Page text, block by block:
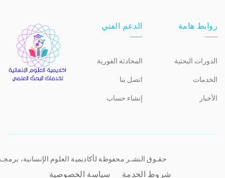
روابط هامة
الدورات البحثية
الخدمات
الأخبار
الدعم الفني
المحادثة الفورية
اتصل بنا
إنشاء حساب
حقـوق النشـر محفوظة لأكاديمية العلوم الإنسانية،
شروط الخدمة سياسة الخصوصية